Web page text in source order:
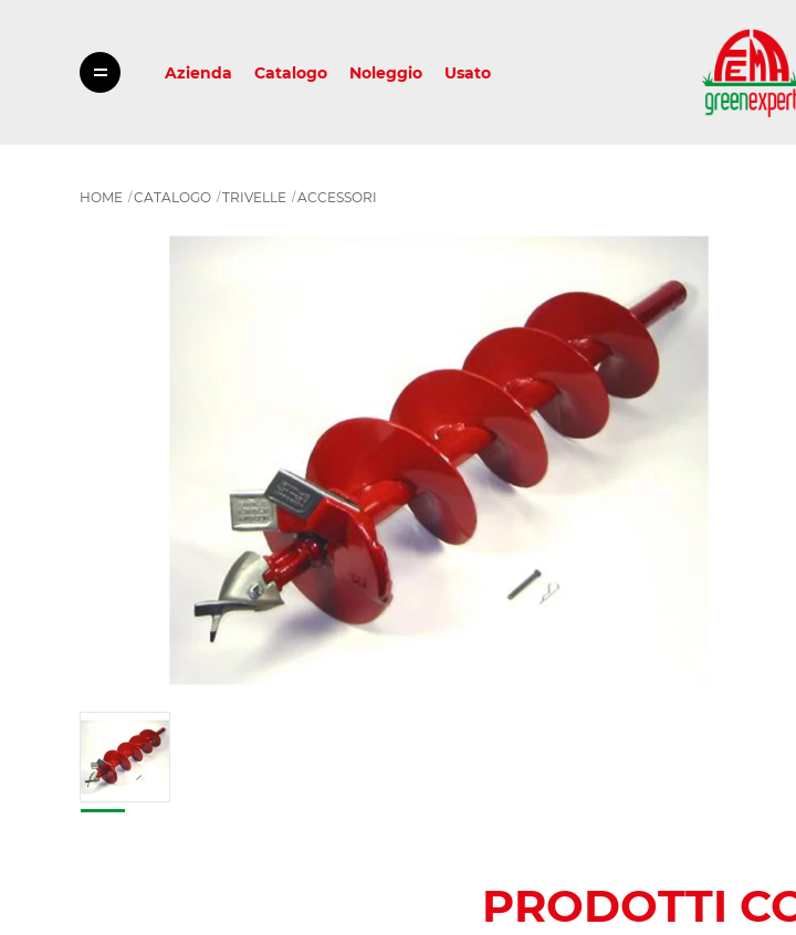
Azienda Catalogo Noleggio Usato
HOME CATALOGO TRIVELLE ACCESSORI
PRODOTTI